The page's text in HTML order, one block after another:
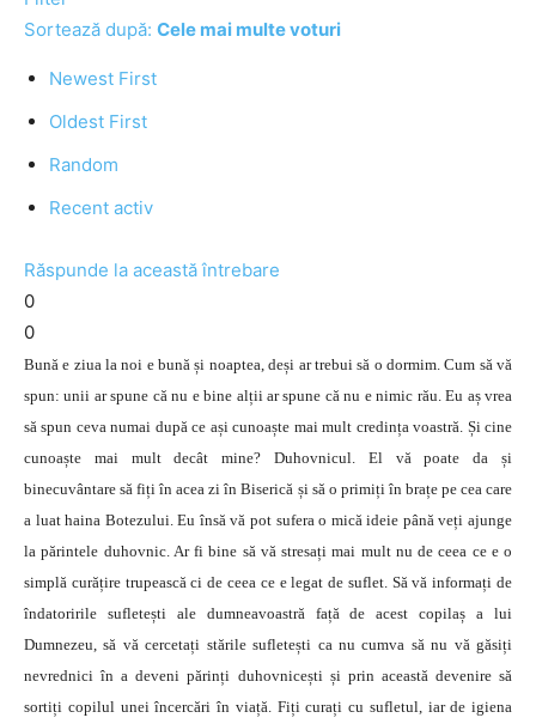
Sortează după: Cele mai multe voturi
Newest First
Oldest First
Random
Recent activ
Răspunde la această întrebare
0
0
Bună e ziua la noi e bună și noaptea, deși ar trebui să o dormim. Cum să vă
spun: unii ar spune că nu e bine alții ar spune că nu e nimic rău. Eu aș vrea
să spun ceva numai după ce ași cunoaște mai mult credința voastră. Și cine
cunoaște mai mult decât mine? Duhovnicul. El vă poate da și
binecuvântare să fiți în acea zi în Biserică și să o primiți în brațe pe cea care
a luat haina Botezului. Eu însă vă pot sufera o mică ideie până veți ajunge
la părintele duhovnic. Ar fi bine să vă stresați mai mult nu de ceea ce e o
simplă curățire trupească ci de ceea ce e legat de suflet. Să vă informați de
îndatoririle sufletești ale dumneavoastră față de acest copilaș a lui
Dumnezeu, să vă cercetați stările sufletești ca nu cumva să nu vă găsiți
nevrednici în a deveni părinți duhovnicești și prin această devenire să
sortiți copilul unei încercări în viață. Fiți curați cu sufletul, iar de igiena